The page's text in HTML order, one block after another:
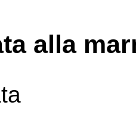
alla